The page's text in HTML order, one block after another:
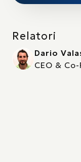
Relatori
Dario
CEO &